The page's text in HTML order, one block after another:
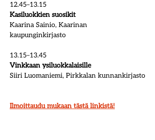
12.45–13.15
Kasiluokkien suosikit
Kaarina Sainio, Kaarinan
kaupunginkirjasto
13.15–13.45
Vinkkaan ysiluokkalaisille
Siiri Luomaniemi, Pirkkalan kunnankirjasto
Ilmoittaudu mukaan tästä linkistä!